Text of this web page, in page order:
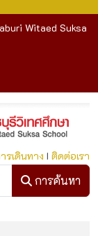
Witaed Suksa
YouTube
รเดินทาง I ติดต่อเรา
ก
การค้นหา